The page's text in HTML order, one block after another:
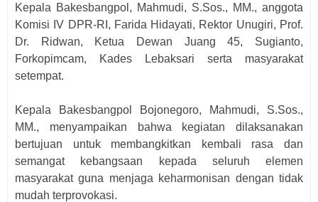
Kepala Bakesbangpol, Mahmudi, S.Sos., MM., anggota
Komisi IV DPR-RI, Farida Hidayati, Rektor Unugiri, Prof.
Dr. Ridwan, Ketua Dewan Juang 45, Sugianto,
Forkopimcam, Kades Lebaksari serta masyarakat
setempat.
Kepala Bakesbangpol Bojonegoro, Mahmudi, S.Sos.,
MM., menyampaikan bahwa kegiatan dilaksanakan
bertujuan untuk membangkitkan kembali rasa dan
semangat kebangsaan kepada seluruh elemen
masyarakat guna menjaga keharmonisan dengan tidak
mudah terprovokasi.